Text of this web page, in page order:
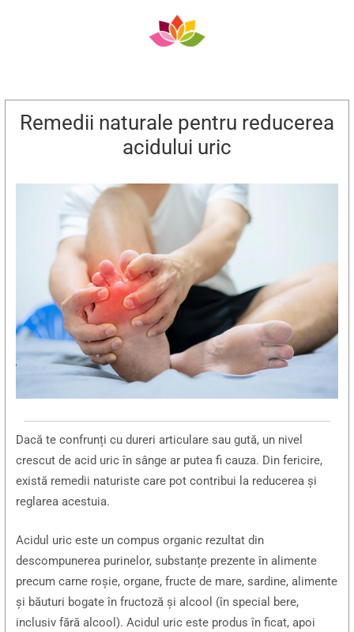
Remedii naturale pentru reducerea
acidului uric
Dacă te confrunți cu dureri articulare sau gută, un nivel
crescut de acid uric în sânge ar putea fi cauza. Din fericire,
există remedii naturiste care pot contribui la reducerea și
reglarea acestuia.
Acidul uric este un compus organic rezultat din
descompunerea purinelor, substanțe prezente în alimente
precum carne roșie, organe, fructe de mare, sardine, alimente
și băuturi bogate în fructoză și alcool (în special bere,
inclusiv fără alcool). Acidul uric este produs în ficat, apoi